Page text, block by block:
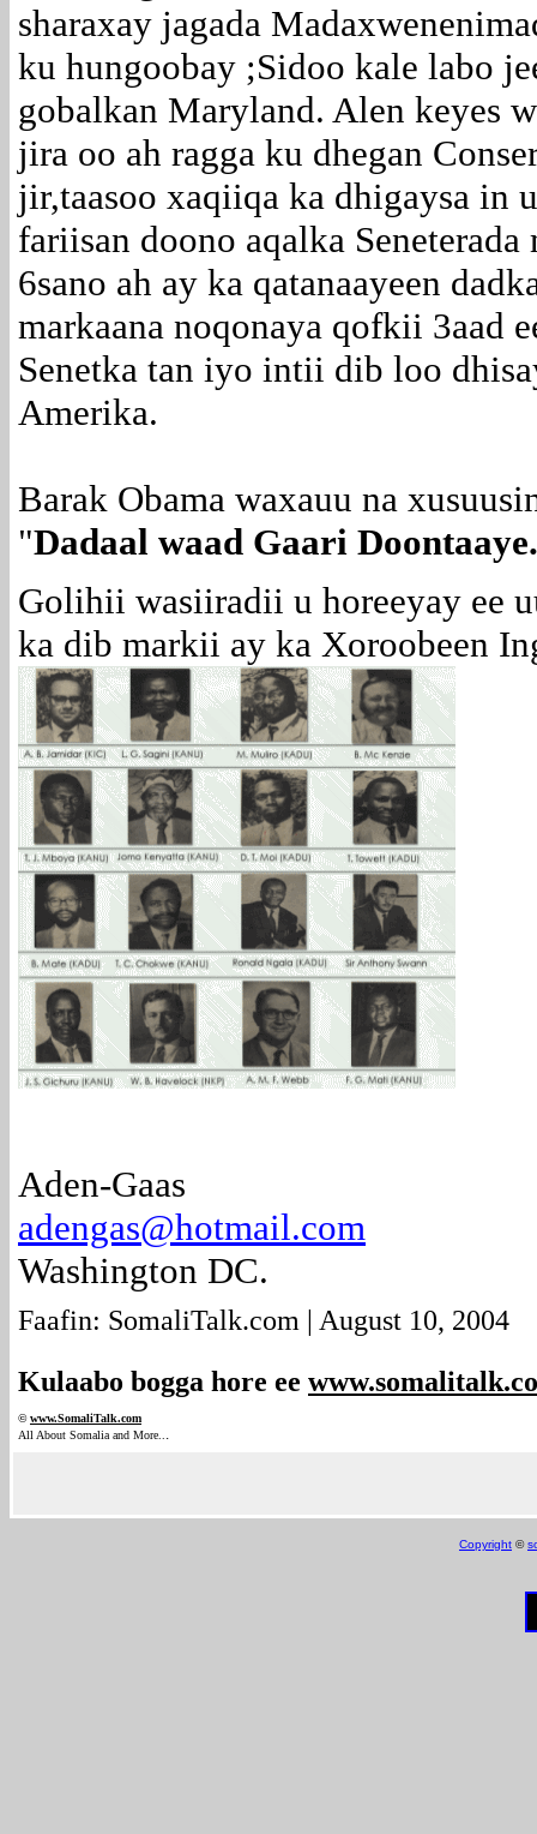
sharaxay jagada
ku hungoobay ;Sidoo kale labo
gobalkan Maryland. Alen keyes
jira oo ah ragga ku dhegan
jir,taasoo xaqiiqa ka dhigaysa in
fariisan doono aqalka
6sano ah ay ka qatanaayeen
markaana noqonaya qofkii 3aad
Senetka tan iyo intii dib loo
Amerika.
Barak Obama waxauu na
"Dadaal waad Gaari Doontaaye.
Golihii wasiiradii u horeeyay ee
ka dib markii ay ka Xoroobeen
Aden-Gaas
adengas@hotmail.com
Washington DC.
Faafin: SomaliTalk.com | August 10, 2004
Kulaabo bogga hore ee
©www.SomaliTalk.com
All About Somalia and More.. .
Copyright ©